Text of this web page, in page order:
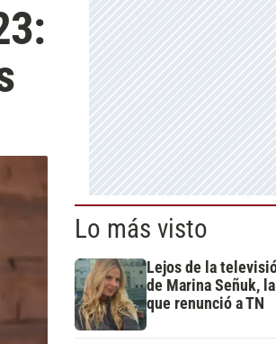
Lo más visto
Lejos de la
de Marina Señuk,
que renunció a TN